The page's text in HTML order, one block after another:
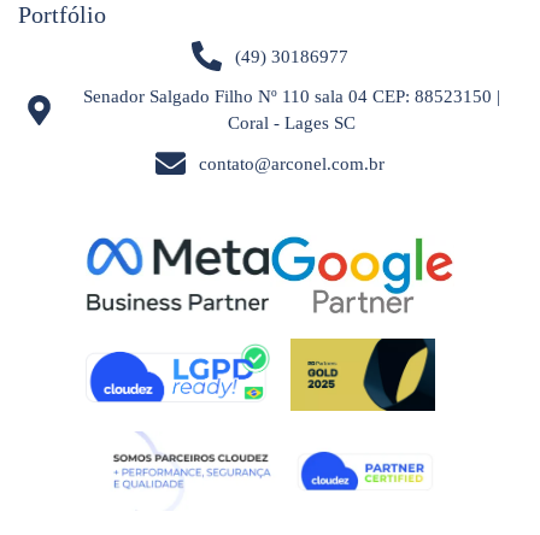
Portfólio
(49) 30186977
Senador Salgado Filho Nº 110 sala 04 CEP: 88523150 |
Coral - Lages SC
contato@arconel.com.br